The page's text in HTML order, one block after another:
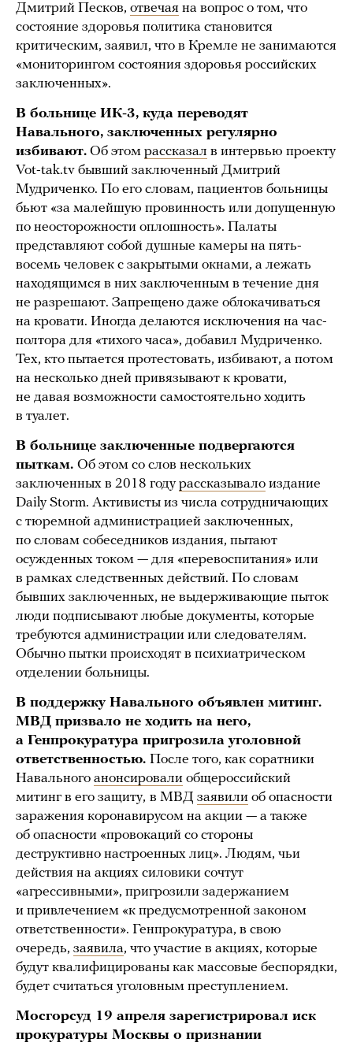
Дмитрий Песков, отвечая на вопрос о том, что
состояние здоровья политика становится
критическим, заявил, что в Кремле не занимаются
«мониторингом состояния здоровья российских
заключенных».
В больнице ИК-3, куда переводят
Навального, заключенных регулярно
избивают. Об этом рассказал в интервью проекту
Vot-tak.tv бывший заключенный Дмитрий
Мудриченко. По его словам, пациентов больницы
бьют «за малейшую провинность или допущенную
по неосторожности оплошность». Палаты
представляют собой душные камеры на пять-
восемь человек с закрытыми окнами, а лежать
находящимся в них заключенным в течение дня
не разрешают. Запрещено даже облокачиваться
на кровати. Иногда делаются исключения на час-
полтора для «тихого часа», добавил Мудриченко.
Тех, кто пытается протестовать, избивают, а потом
на несколько дней привязывают к кровати,
не давая возможности самостоятельно ходить
в туалет.
В больнице заключенные подвергаются
пыткам. Об этом со слов нескольких
заключенных в 2018 годурассказывало издание
Daily Storm. Активисты из числа сотрудничающих
с тюремной администрацией заключенных,
по словам собеседников издания, пытают
осужденных током — для «перевоспитания» или
в рамках следственных действий. По словам
бывших заключенных, не выдерживающие пыток
люди подписывают любые документы, которые
требуются администрации или следователям.
Обычно пытки происходят в психиатрическом
отделении больницы.
В поддержку Навального объявлен митинг.
МВД призвало не ходить на него,
а Генпрокуратура пригрозила уголовной
ответственностью. После того, как соратники
Навального анонсировали общероссийский
митинг в его защиту, в МВД заявили об опасности
заражения коронавирусом на акции — а также
об опасности «провокаций со стороны
деструктивно настроенных лиц». Людям, чьи
действия на акциях силовики сочтут
«агрессивными», пригрозили задержанием
и привлечением «к предусмотренной законом
ответственности». Генпрокуратура, в свою
очередь, заявила, что участие в акциях, которые
будут квалифицированы как массовые беспорядки,
будет считаться уголовным преступлением.
Мосгорсуд 19 апреля зарегистрировал иск
прокуратуры Москвы о признании